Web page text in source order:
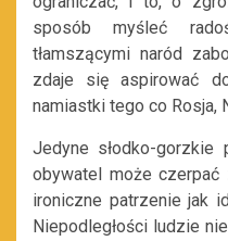
sposób myśleć
tłamszącymi naród
zdaje się aspirować
namiastki tego co Rosja,
Jedyne słodko-gorzkie
obywatel może
ironiczne patrzenie jak
Niepodległości ludzie